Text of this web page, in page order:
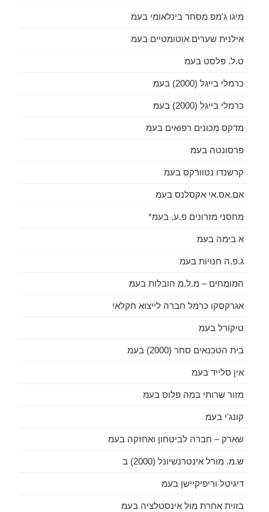
מיגו ג'מפ מסחר בינלאומי בעמ
אילנית שערים אוטומטיים בעמ
ט.ל. פלסט בעמ
כרמלי בייגל (2000) בעמ
כרמלי בייגל (2000) בעמ
מדקס מכונים רפואים בעמ
פרסונטה בעמ
קרשנדו נטוורקס בעמ
אם.אס.אי אקסלנס בעמ
מחסני מזרונים פ.ע. בעמ*
א בימה בעמ
ג.פ.ה חנויות בעמ
המומחים – מ.ל.מ הובלות בעמ
אגרקסקו כרמל חברה לייצוא חקלאי
טיקורל בעמ
בית הטכנאים סחר (2000) בעמ
אין סלייד בעמ
מזור שרותי במה פלוס בעמ
קונג'י בעמ
שארק – חברה לביטחון ואחזקה בעמ
ש.מ. מורל אינטרנשיונל (2000) ב
דיגיטל וריפיקיישן בעמ
בזוית אחרת מול אינסטלציה בעמ